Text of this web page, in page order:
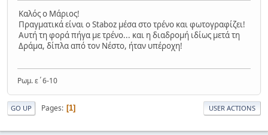
Καλός ο Μάριος!
Πραγματικά είναι ο Staboz μέσα στο τρένο και φωτογραφίζει!
Αυτή τη φορά πήγα με τρένο... και η διαδρομή ιδίως μετά τη
Δράμα, δίπλα από τον Νέστο, ήταν υπέροχη!
Ρωμ. ε΄6-10
GO UP Pages 1 USER ACTIONS